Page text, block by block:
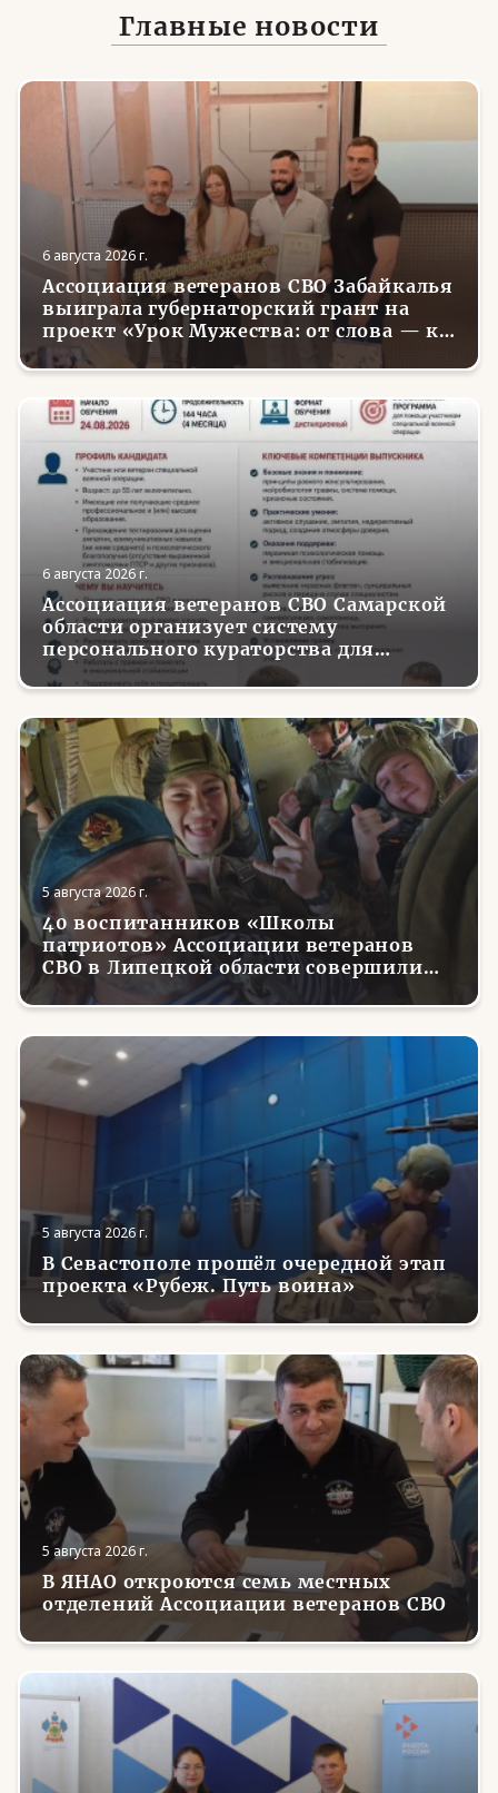
Главные новости
6 августа 2026 г.
Ассоциация ветеранов СВО Забайкалья
выиграла губернаторский грант на
проект «Урок Мужества: от слова — к
делу»
6 августа 2026 г.
Ассоциация ветеранов СВО Самарской
области организует систему
персонального кураторства для
трудоустройства и социализации
вернувшихся с фронта бойцов
5 августа 2026 г.
40 воспитанников «Школы
патриотов» Ассоциации ветеранов
СВО в Липецкой области совершили
первые парашютные прыжки
5 августа 2026 г.
В Севастополе прошёл очередной этап
проекта «Рубеж. Путь воина»
5 августа 2026 г.
В ЯНАО откроются семь местных
отделений Ассоциации ветеранов СВО